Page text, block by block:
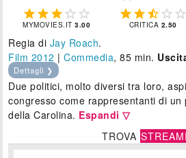
    
MYMOVIES.IT3.00
    
CRITICA 2.50
Regia di Jay Roach.
Film 2012 |Commedia, 85 min.
Dettagli ❯
Due politici, molto diversi tra loro,
congresso come rappresentanti di
della Carolina. Espandi ▽
TROVA